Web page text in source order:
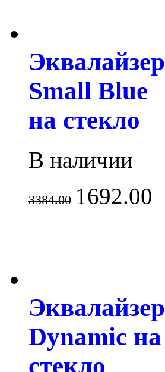
Эквалайзер
Small Blue
на стекло
В наличии
3384.00 1692.00
Эквалайзер
Dynamic на
стекло